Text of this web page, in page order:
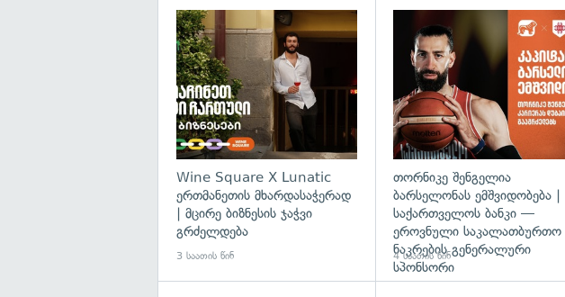
Wine Square X Lunatic
ერთმანეთის მხარდასაჭერად
| მცირე ბიზნესის ჯაჭვი
გრძელდება
3 საათის წინ
თორნიკე შენგელია
ბარსელონას ემშვიდობება |
საქართველოს ბანკი —
ეროვნული საკალათბურთო
ნაკრების გენერალური
სპონსორი
4 საათის წინ